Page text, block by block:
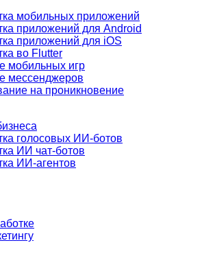
мобильных приложений
приложений для Android
приложений для iOS
во Flutter
мобильных игр
мессенджеров
на проникновение
голосовых ИИ-ботов
ИИ чат-ботов
ИИ-агентов